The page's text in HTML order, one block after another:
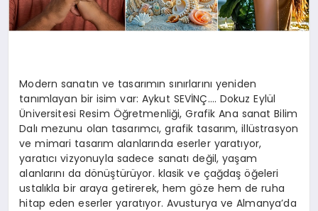
Modern sanatın ve tasarımın sınırlarını yeniden
tanımlayan bir isim var: Aykut SEVİNÇ…. Dokuz Eylül
Üniversitesi Resim Öğretmenliği, Grafik Ana sanat Bilim
Dalı mezunu olan tasarımcı, grafik tasarım, illüstrasyon
ve mimari tasarım alanlarında eserler yaratıyor,
yaratıcı vizyonuyla sadece sanatı değil, yaşam
alanlarını da dönüştürüyor. klasik ve çağdaş öğeleri
ustalıkla bir araya getirerek, hem göze hem de ruha
hitap eden eserler yaratıyor. Avusturya ve Almanya’da